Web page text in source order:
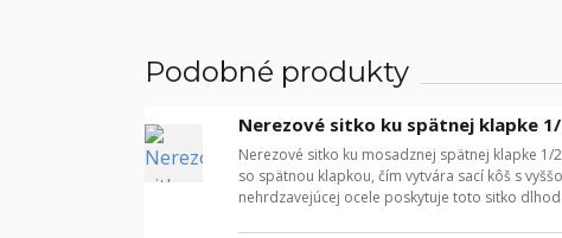
Podobné produkty
Nerezové sitko ku spätnej klapke
Nerezové sitko ku mosadznej spätnej klapke
so spätnou klapkou, čím vytvára sací kôš s
nehrdzavejúcej ocele poskytuje toto sitko